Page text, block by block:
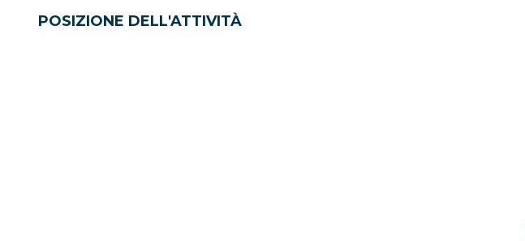
POSIZIONE DELL'ATTIVITÀ